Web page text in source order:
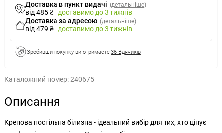
Доставка в пункт видачі (детальніше)
від 485 ₴ | доставимо до 3 тижнів
Доставка за адресою (детальніше)
від 479 ₴ | доставимо до 3 тижнів
Зробивши покупку ви отримаєте 36 Вдячиків
Каталожний номер:240675
Описання
Крепова постільна білизна - ідеальний вибір для тих, хто цінує